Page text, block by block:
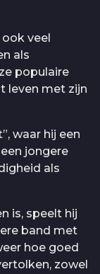
veel
als
populaire
leven met zijn
waar hij een
jongere
als
is, speelt hij
band met
hoe goed
zowel